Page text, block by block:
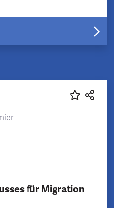
für Migration